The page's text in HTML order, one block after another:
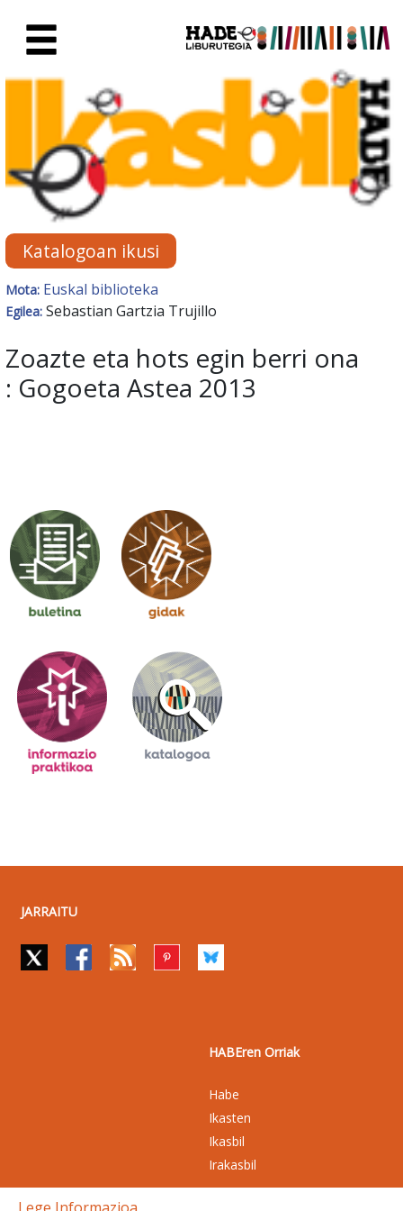
Eskuratu berriak Fitxa -
Katalogoan ikusi
Mota: Euskal biblioteka
Egilea: Sebastian Gartzia Trujillo
Zoazte eta hots egin berri ona
: Gogoeta Astea 2013
JARRAITU
HABEren Orriak
Habe
Ikasten
Ikasbil
Irakasbil